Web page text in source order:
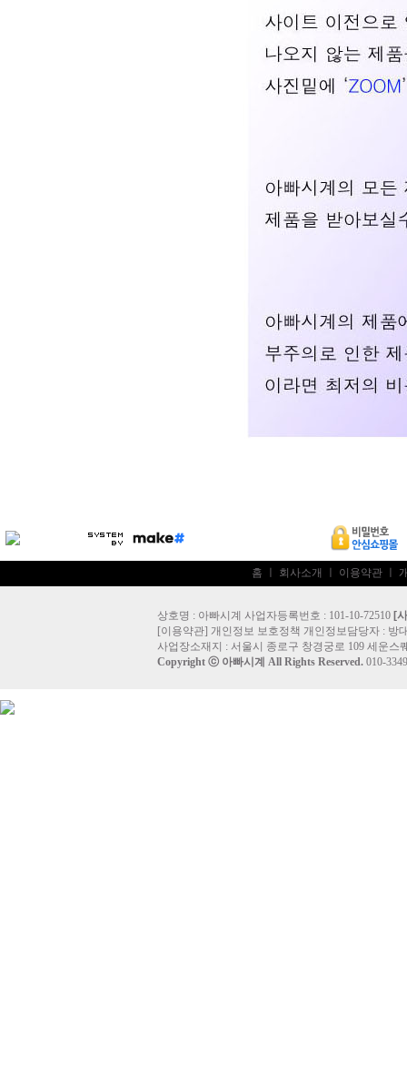
홈 회사소개 이용약관
상호명 : 아빠시계 사업자등록번호 : 101-10-72510 [
[이용약관] 개인정보 보호정책 개인정보담당자 : 방
사업장소재지 : 서울시 종로구 창경궁로 109 세운스
Copyright ⓒ 아빠시계 All Rights Reserved. 010-